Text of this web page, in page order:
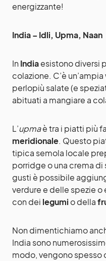
energizzante!
India – Idli, Upma, Naan
In Indiaesistono diversi
colazione. C’è
perlopiù salate (e
abituati a mangiare a
L’upmaè tra i piatti più
meridionale. Questo
tipica semola locale
porridge o una crema di
gusti è possibile
verdure e delle spezie
con dei legumi o della
Non dimentichiamo
India sono
modo, vengono spesso